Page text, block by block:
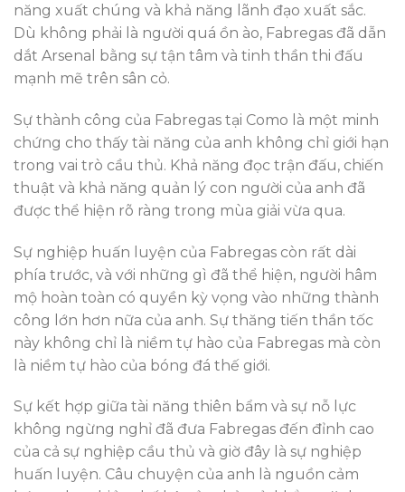
năng xuất chúng và khả năng lãnh đạo xuất sắc.
Dù không phải là người quá ồn ào, Fabregas đã dẫn
dắt Arsenal bằng sự tận tâm và tinh thần thi đấu
mạnh mẽ trên sân cỏ.
Sự thành công của Fabregas tại Como là một minh
chứng cho thấy tài năng của anh không chỉ giới hạn
trong vai trò cầu thủ. Khả năng đọc trận đấu, chiến
thuật và khả năng quản lý con người của anh đã
được thể hiện rõ ràng trong mùa giải vừa qua.
Sự nghiệp huấn luyện của Fabregas còn rất dài
phía trước, và với những gì đã thể hiện, người hâm
mộ hoàn toàn có quyền kỳ vọng vào những thành
công lớn hơn nữa của anh. Sự thăng tiến thần tốc
này không chỉ là niềm tự hào của Fabregas mà còn
là niềm tự hào của bóng đá thế giới.
Sự kết hợp giữa tài năng thiên bẩm và sự nỗ lực
không ngừng nghỉ đã đưa Fabregas đến đỉnh cao
của cả sự nghiệp cầu thủ và giờ đây là sự nghiệp
huấn luyện. Câu chuyện của anh là nguồn cảm